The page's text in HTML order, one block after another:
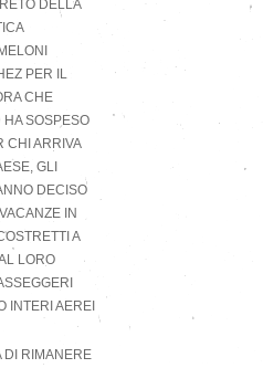
DELLA
PER IL
CHE
SOSPESO
CHI ARRIVA
GLI
DECISO
IN
A
LORO
INTERI AEREI
DI RIMANERE